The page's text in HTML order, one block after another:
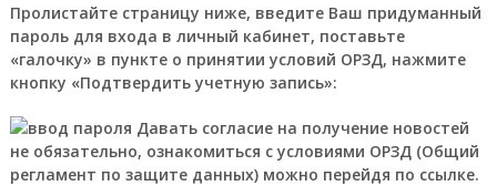
Пролистайте страницу ниже, введите Ваш придуманный
пароль для входа в личный кабинет, поставьте
«галочку» в пункте о принятии условий ОРЗД, нажмите
кнопку «Подтвердить учетную запись»:
Давать согласие на получение новостей
не обязательно, ознакомиться с условиями ОРЗД (Общий
регламент по защите данных) можно перейдя по ссылке.